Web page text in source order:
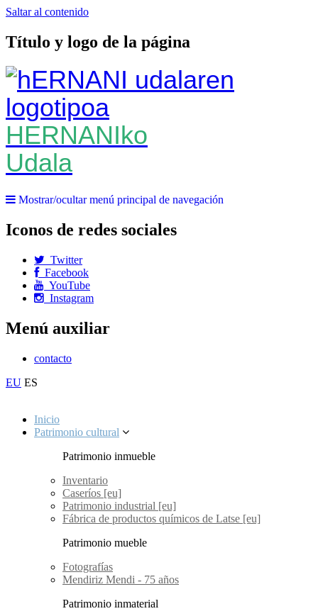
Saltar al contenido
Título y logo de la página
HERNANIko
Udala
Mostrar/ocultar menú principal de navegación
Iconos de redes sociales
Twitter
Facebook
YouTube
Instagram
Menú auxiliar
contacto
EU ES
Inicio
Patrimonio cultural
Patrimonio inmueble
Inventario
Caseríos [eu]
Patrimonio industrial [eu]
Fábrica de productos químicos de Latse [eu]
Patrimonio mueble
Fotografías
Mendiriz Mendi - 75 años
Patrimonio inmaterial